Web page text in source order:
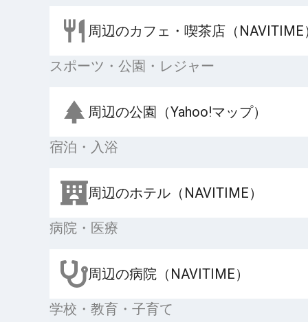
周辺のカフェ・喫茶店（NAVITIME
スポーツ・公園・レジャー
周辺の公園（Yahoo!マップ）
宿泊・入浴
周辺のホテル（NAVITIME）
病院・医療
周辺の病院（NAVITIME）
学校・教育・子育て